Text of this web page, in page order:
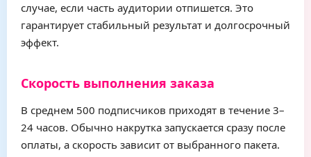
случае, если часть аудитории отпишется. Это
гарантирует стабильный результат и долгосрочный
эффект.
Скорость выполнения заказа
В среднем 500 подписчиков приходят в течение 3–
24 часов. Обычно накрутка запускается сразу после
оплаты, а скорость зависит от выбранного пакета.